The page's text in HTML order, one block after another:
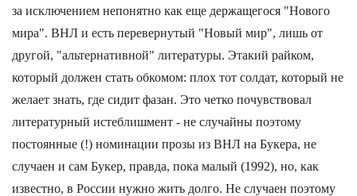
за исключением непонятно как еще держащегося "Нового
мира". ВНЛ и есть перевернутый "Новый мир", лишь от
другой, "альтернативной" литературы. Этакий райком,
который должен стать обкомом: плох тот солдат, который не
желает знать, где сидит фазан. Это четко почувствовал
литературный истеблишмент - не случайны поэтому
постоянные (!) номинации прозы из ВНЛ на Букера, не
случаен и сам Букер, правда, пока малый (1992), но, как
известно, в России нужно жить долго. Не случаен поэтому